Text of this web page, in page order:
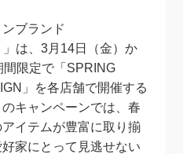
ブランド
」は、3月14日（金）か
間限定で「SPRING
」を各店舗で開催する
キャンペーンでは、春
イテムが豊富に取り揃
家にとって見逃せない